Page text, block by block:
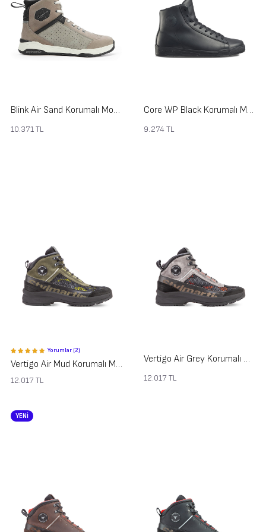
Blink Air Sand Korumalı Motosiklet Ayakkabısı
10.371TL
Core WP Black Korumalı Motosiklet Ayakkabısı
9.274TL
Yorumlar (2)
Vertigo Air Mud Korumalı Motosiklet Ayakkabısı
12.017TL
Vertigo Air Grey Korumalı Motosiklet Ayakkabısı
12.017TL
YENİ